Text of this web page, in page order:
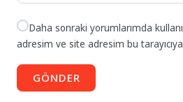
Daha sonraki yorumlarımda
adresim ve site adresim bu
GÖNDER